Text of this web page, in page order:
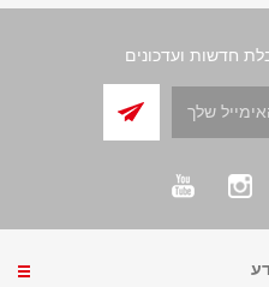
חדשות ועדכונים